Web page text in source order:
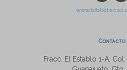
Contacto
Fracc. El Establo 1-A,